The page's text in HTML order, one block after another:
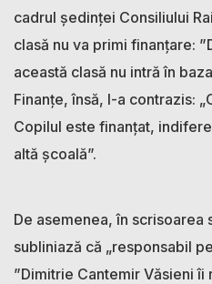
cadrul ședinței Consiliului
clasă nu va primi finanțare:
această clasă nu intră în
Finanțe, însă, l-a contrazis:
Copilul este finanțat,
altă școală”.
De asemenea, în scrisoarea
subliniază că „responsabil
”Dimitrie Cantemir Văsieni